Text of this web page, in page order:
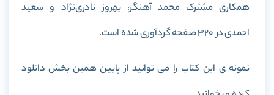
همکاری مشترک محمد آهنگر، بهروز نادری‌نژاد و سعید
احمدی در 320 صفحه گردآوری شده است.
نمونه ی این کتاب را می توانید از پایین همین بخش دانلود